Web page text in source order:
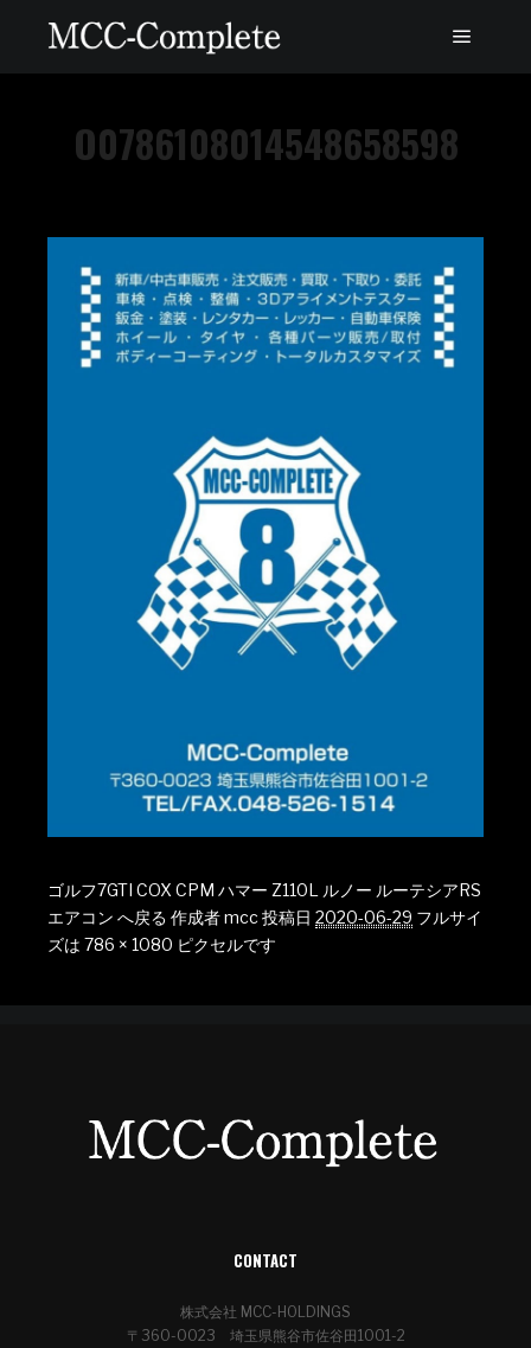
O0786108014548658598
ゴルフ7GTI COX CPM ハマー Z110L ルノー ルーテシアRS
エアコン へ戻る 作成者mcc投稿日 2020-06-29 フルサイ
ズは 786 × 1080 ピクセルです
CONTACT
株式会社 MCC-HOLDINGS
〒360-0023 埼玉県熊谷市佐谷田1001-2